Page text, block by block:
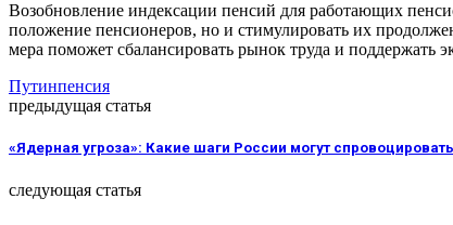
Возобновление индексации пенсий для работающих
положение пенсионеров, но и стимулировать их
мера поможет сбалансировать рынок труда и поддержать
Путинпенсия
предыдущая статья
«Ядерная угроза»: Какие шаги России могут
следующая статья